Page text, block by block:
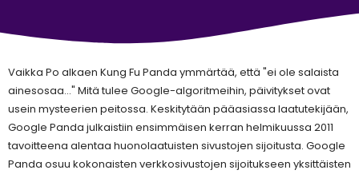
Vaikka Po alkaen Kung Fu Panda ymmärtää, että "ei ole salaista
ainesosaa..." Mitä tulee Google-algoritmeihin, päivitykset ovat
usein mysteerien peitossa. Keskitytään pääasiassa laatutekijään,
Google Panda julkaistiin ensimmäisen kerran helmikuussa 2011
tavoitteena alentaa huonolaatuisten sivustojen sijoitusta. Google
Panda osuu kokonaisten verkkosivustojen sijoitukseen yksittäisten